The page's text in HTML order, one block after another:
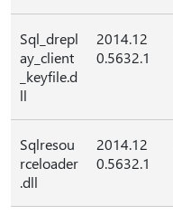
Sql_drepl
ay_client
_keyfile.d
ll
2014.12
0.5632.1
Sqlresou
rceloader
.dll
2014.12
0.5632.1